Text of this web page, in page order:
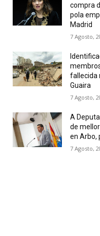
compra
pola
Madrid
7 Agosto,
fallecida
Guaira
7 Agosto,
A
de
en Arbo,
7 Agosto,